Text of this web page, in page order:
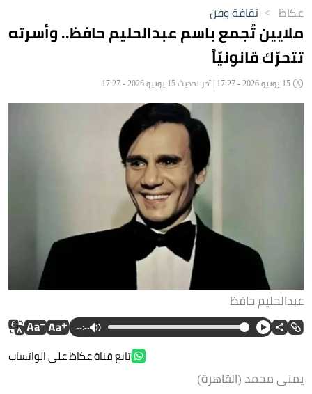
عكاظ > ثقافة وفن
ملايين تُجمع باسم عبدالحليم حافظ.. وأسرته
تتحرّك قانونيّاً
عبدالحليم حافظ
--:--
تابع قناة عكاظ على الواتساب
يمنى محمد (القاهرة)